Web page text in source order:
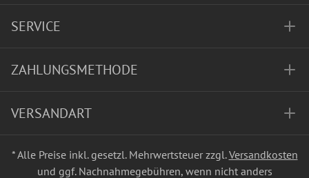
SERVICE
ZAHLUNGSMETHODE
VERSANDART
* Alle Preise inkl. gesetzl. Mehrwertsteuer zzgl.Versandkosten
und ggf. Nachnahmegebühren, wenn nicht anders